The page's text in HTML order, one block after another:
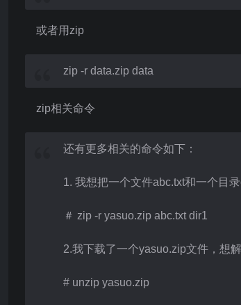
或者用zip
zip -r data.zip data
zip相关命令
还有更多相关的命令如下：
1. 我想把一个文件abc.txt和一个目
＃ zip -r yasuo.zip abc.txt dir1
2.我下载了一个yasuo.zip文件，想解
# unzip yasuo.zip